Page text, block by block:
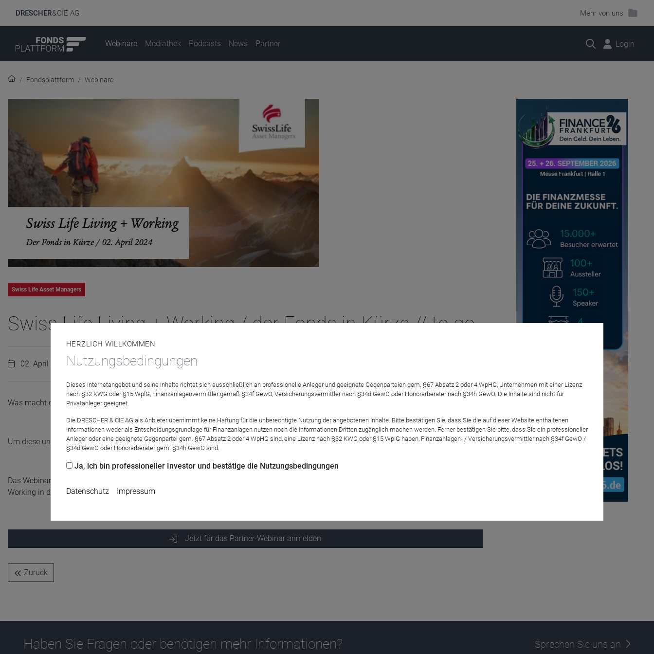
DRESCHER& CIE AG Mehr von uns
Suche Login
Webinare Mediathek Podcasts News Partner
Fondsplattform Webinare
Swiss Life Asset Managers
Swiss Life Living + Working / der Fonds in Kürze // to go
02. April 2024 | 14:00 Uhr
Was macht den Swiss Life Living + Working so außergewöhnlich? Wie unterscheidet er sich zu anderen Angeboten im Markt?
Um diese und Ihre weiteren Fragen rund um den Living + Working geht es in unserem Webinar. Kurz und knackig - to go eben!
Das Webinar richtet sich an Mitarbeitende aus den Bereichen Produktmanagement und Vertriebssteuerung, die überlegen, den Living +
Working in den Vertrieb aufzunehmen. Zeitrahmen ca.15 Minuten + Fragen.
Jetzt für das Partner-Webinar anmelden
Zurück
Haben Sie Fragen oder benötigen mehr Informationen? Sprechen Sie uns an
HERZLICH WILLKOMMEN
Nutzungsbedingungen
Dieses Internetangebot und seine Inhalte richtet sich ausschließlich an professionelle Anleger und geeignete Gegenparteien gem. §67 Absatz 2 oder 4 WpHG, Unternehmen mit einer Lizenz
nach §32 KWG oder §15 WplG, Finanzanlagenvermittler gemäß §34f GewO, Versicherungsvermittler nach §34d GewO oder Honorarberater nach §34h GewO. Die Inhalte sind nicht für
Privatanleger geeignet.
Die DRESCHER & CIE AG als Anbieter übernimmt keine Haftung für die unberechtigte Nutzung der angebotenen Inhalte. Bitte bestätigen Sie, dass Sie die auf dieser Website enthaltenen
Informationen weder als Entscheidungsgrundlage für Finanzanlagen nutzen noch die Informationen Dritten zugänglich machen werden. Ferner bestätigen Sie bitte, dass Sie ein professioneller
Anleger oder eine geeignete Gegenpartei gem. §67 Absatz 2 oder 4 WpHG sind, eine Lizenz nach §32 KWG oder §15 WpIG haben, Finanzanlagen- / Versicherungsvermittler nach §34f GewO /
§34d GewO oder Honorarberater gem. §34h GewO sind.
Ja, ich bin professioneller Investor und bestätige die Nutzungsbedingungen
Datenschutz Impressum